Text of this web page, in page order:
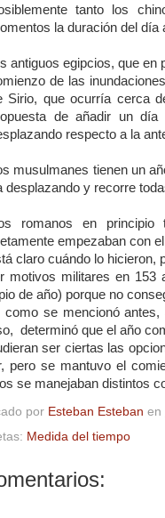
tanto los
la duración del
antiguos egipcios, que en
de las
Sirio, que ocurría cerca
de añadir un
respecto a la
musulmanes tienen un
desplazando y recorre
romanos en principio
empezaban con
claro cuándo lo hicieron,
motivos militares en 153
de año) porque no
como se mencionó
determinó que el año
ser ciertas las
pero se mantuvo el
se manejaban distintos
por Esteban Esteban en
Medida del tiempo